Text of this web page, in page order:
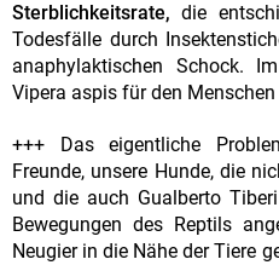
Sterblichkeitsrate, die
Todesfälle durch
anaphylaktischen Schock.
Vipera aspis für den
+++ Das eigentliche
Freunde, unsere Hunde, die
und die auch Gualberto
Bewegungen des Reptils
Neugier in die Nähe der Tiere